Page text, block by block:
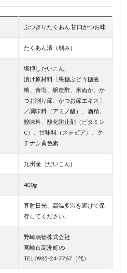
ぶつぎりたくあん 甘口かつお味
たくあん漬（刻み）
塩押しだいこん、
漬け原材料〔果糖ぶどう糖液
糖、食塩、醸造酢、米ぬか、か
つお削り節、かつお節エキス〕
／調味料（アミノ酸）、酒精、
酸味料、酸化防止剤（ビタミン
C）、甘味料（ステビア）、ク
チナシ黄色素
九州産（だいこん）
400g
直射日光、高温多湿を避けて保
存してください。
野崎漬物株式会社
宮崎市高洲町95
TEL 0985-24-7767（代）